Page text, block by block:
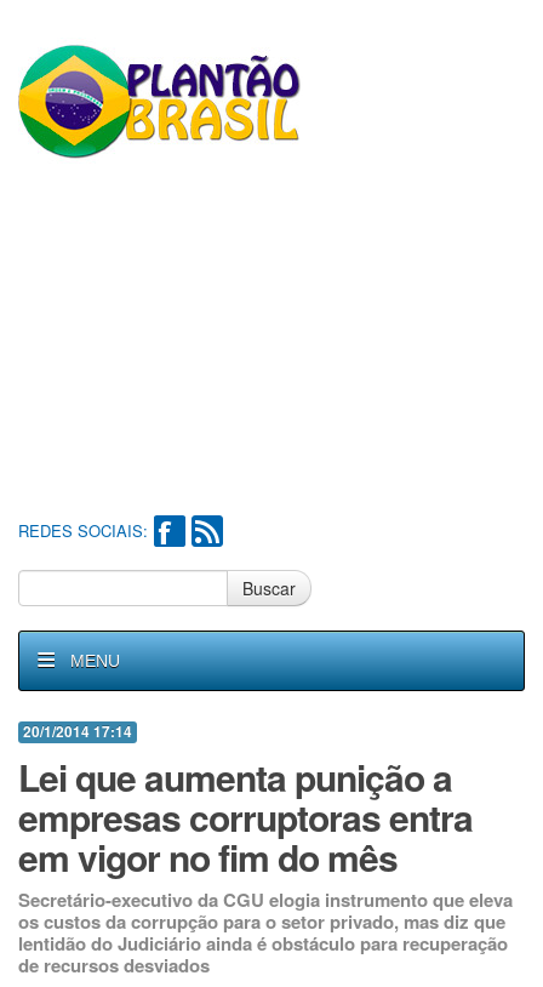
REDES SOCIAIS:
Buscar
MENU
20/1/2014 17:14
Lei que aumenta punição a
empresas corruptoras entra
em vigor no fim do mês
Secretário-executivo da CGU elogia instrumento que eleva
os custos da corrupção para o setor privado, mas diz que
lentidão do Judiciário ainda é obstáculo para recuperação
de recursos desviados